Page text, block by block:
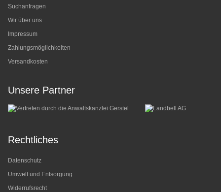
Suchanfragen
Wir über uns
Impressum
Zahlungsmöglichkeiten
Versandkosten
Unsere Partner
Rechtliches
Datenschutz
Umwelt und Entsorgung
Widerrufsrecht